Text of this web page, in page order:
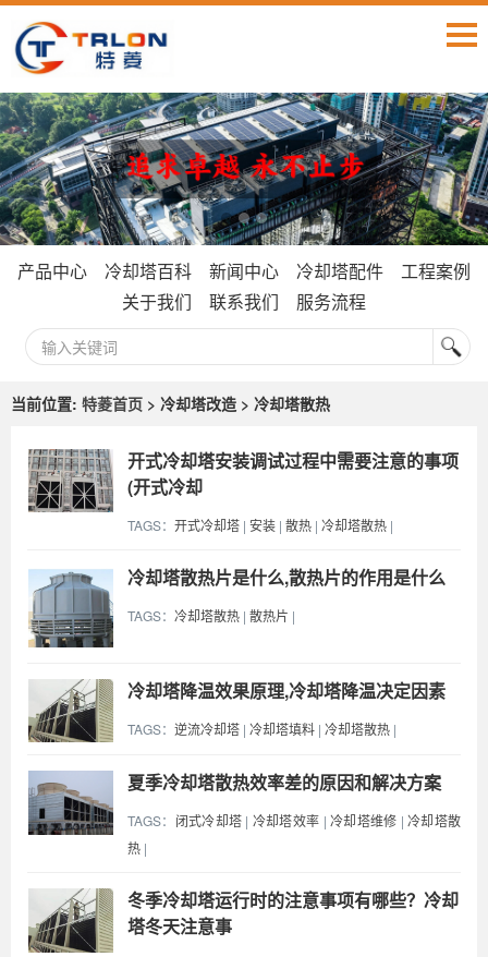
产品中心 冷却塔百科 新闻中心 冷却塔配件
工程案例
关于我们
联系我们 服务流程
当前位置: 特菱首页 > 冷却塔改造 > 冷却塔散热
开式冷却塔安装调试过程中需要注意的事项
(开式冷却
TAGS： 开式冷却塔 | 安装 | 散热 | 冷却塔散热 |
冷却塔散热片是什么,散热片的作用是什么
TAGS： 冷却塔散热 | 散热片 |
冷却塔降温效果原理,冷却塔降温决定因素
TAGS： 逆流冷却塔 | 冷却塔填料 | 冷却塔散热 |
夏季冷却塔散热效率差的原因和解决方案
TAGS： 闭式冷却塔 | 冷却塔效率 | 冷却塔维修 |冷却塔散
热 |
冬季冷却塔运行时的注意事项有哪些？冷却
塔冬天注意事